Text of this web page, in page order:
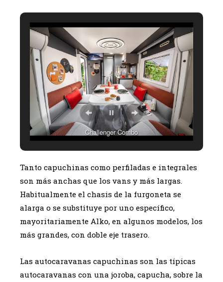
Challenger Combo
Tanto capuchinas como perfiladas e integrales
son más anchas que los vans y más largas.
Habitualmente el chasis de la furgoneta se
alarga o se substituye por uno específico,
mayoritariamente Alko, en algunos modelos, los
más grandes, con doble eje trasero.
Las autocaravanas capuchinas son las típicas
autocaravanas con una joroba, capucha, sobre la